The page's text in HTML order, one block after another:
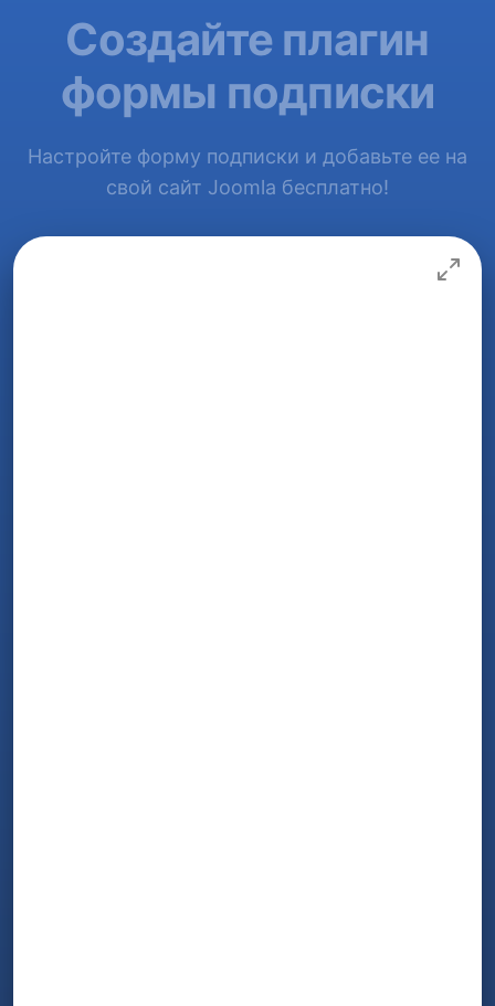
Создайте плагин
формы подписки
Настройте форму подписки и добавьте ее на
свой сайт Joomla бесплатно!